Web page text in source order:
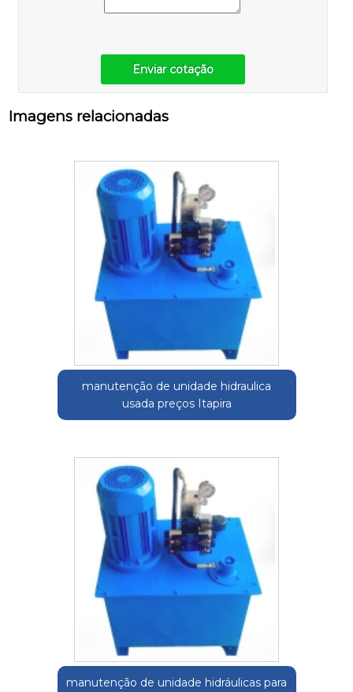
Enviar cotação
Imagens relacionadas
manutenção de unidade hidraulica
usada preços Itapira
manutenção de unidade hidráulicas para